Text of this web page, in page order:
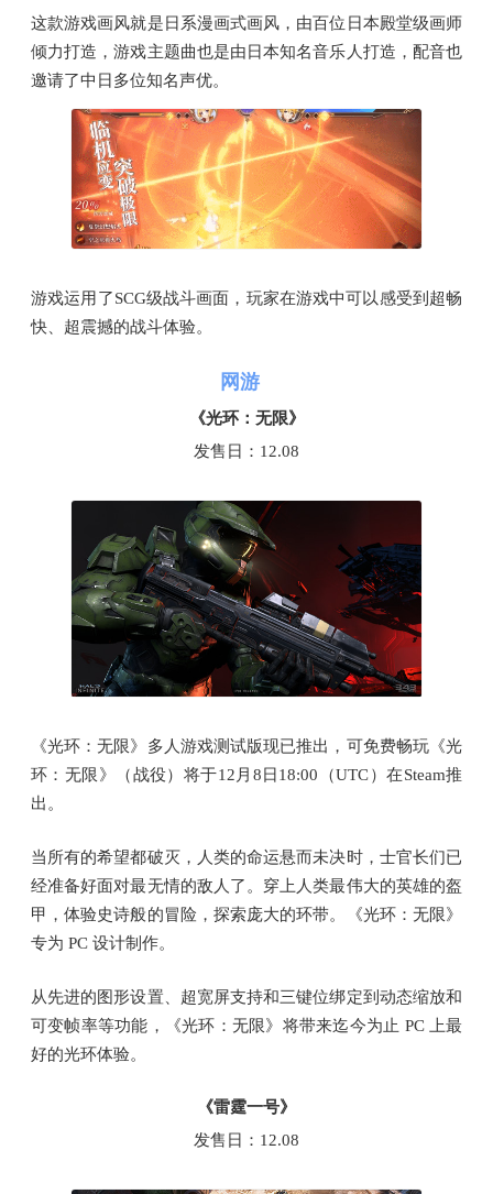
这款游戏画风就是日系漫画式画风，由百位日本殿堂级画师
倾力打造，游戏主题曲也是由日本知名音乐人打造，配音也
邀请了中日多位知名声优。
游戏运用了SCG级战斗画面，玩家在游戏中可以感受到超畅
快、超震撼的战斗体验。
网游
《光环：无限》
发售日：12.08
《光环：无限》多人游戏测试版现已推出，可免费畅玩《光
环：无限》（战役）将于12月8日18:00（UTC）在Steam推
出。
当所有的希望都破灭，人类的命运悬而未决时，士官长们已
经准备好面对最无情的敌人了。穿上人类最伟大的英雄的盔
甲，体验史诗般的冒险，探索庞大的环带。《光环：无限》
专为 PC 设计制作。
从先进的图形设置、超宽屏支持和三键位绑定到动态缩放和
可变帧率等功能，《光环：无限》将带来迄今为止 PC 上最
好的光环体验。
《雷霆一号》
发售日：12.08